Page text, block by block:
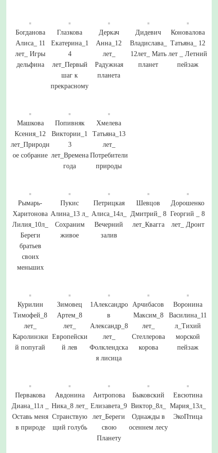
Богданова
Алиса_ 11
лет_ Игры
дельфина
Глазкова
Екатерина_1
4
лет_Первый
шаг к
прекрасному
Деркач
Анна_12
лет_
Радужная
планета
Дидевич
Владислава_
12лет_ Мать
планет
Коновалова
Татьяна_ 12
лет _ Летний
пейзаж
Машкова
Ксения_12
лет_Природн
ое собрание
Попивняк
Виктории_1
3
лет_Времена
года
Хмелева
Татьяна_13
лет_
Потребители
природы
Рымарь-
Харитонова
Лилия_10л_
Береги
братьев
своих
меньших
Пукис
Алина_13 л_
Сохраним
живое
Петрицкая
Алиса_14л_
Вечерний
залив
Шевцов
Дмитрий_ 8
лет_Квагга
Дорошенко
Георгий _ 8
лет_ Дронт
Курилин
Тимофей_8
лет_
Каролинзки
й попугай
Зимовец
Артем_8
лет_
Европейски
й лев
1Александро
в
Александр_8
лет_
Фолклендска
я лисица
Арчибасов
Максим_8
лет_
Стеллерова
корова
Воронина
Василина_11
л_Тихий
морской
пейзаж
Первакова
Диана_11л _
Оставь меня
в природе
Авдонина
Ника_8 лет_
Странствую
щий голубь
Антропова
Елизавета_9
лет_Береги
свою
Планету
Быковский
Виктор_8л_
Однажды в
осеннем лесу
Евсютина
Мария_13л_
ЭкоПтица